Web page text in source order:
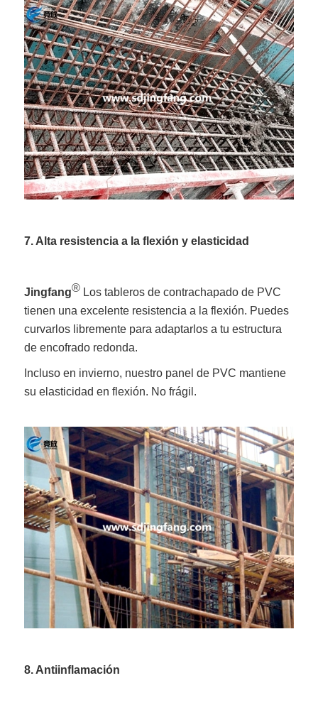
7. Alta resistencia a la flexión y elasticidad
Jingfang® Los tableros de contrachapado de PVC
tienen una excelente resistencia a la flexión. Puedes
curvarlos libremente para adaptarlos a tu estructura
de encofrado redonda.
Incluso en invierno, nuestro panel de PVC mantiene
su elasticidad en flexión. No frágil.
8. Antiinflamación